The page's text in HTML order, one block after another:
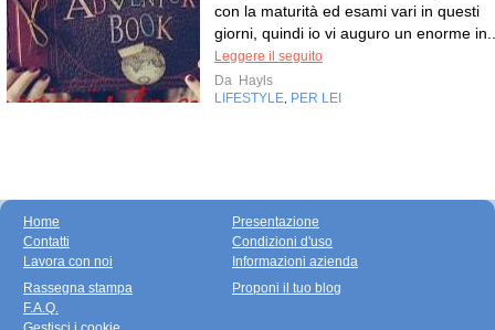
con la maturità ed esami vari in questi
giorni, quindi io vi auguro un enorme
Leggere il seguito
Da Hayls
LIFESTYLE PER LEI
Home
Contatti
Lavora con noi
Presentazione
Condizioni d'uso
Informazioni azienda
Rassegna stampa
F.A.Q.
Proponi il tuo blog